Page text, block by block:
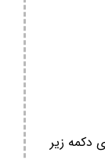
دکمه زیر